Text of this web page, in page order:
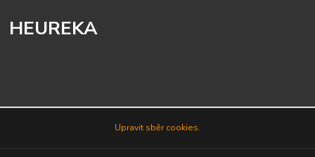
HEUREKA
Upravit sběr cookies.